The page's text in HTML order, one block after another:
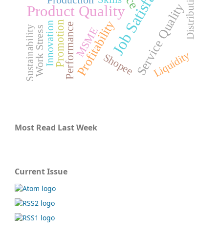
Product Quality Service Quality
Profitability
Performance
Promotion
Innovation MSME
Shopee Liquidity
Work Stress
Sustainability
Distribution
Most Read Last Week
Current Issue